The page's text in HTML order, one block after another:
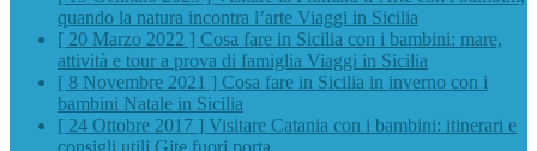
quando la natura incontra l’arte Viaggi in Sicilia
[ 20 Marzo 2022 ] Cosa fare in Sicilia con i bambini: mare,
attività e tour a prova di famiglia Viaggi in Sicilia
[ 8 Novembre 2021 ] Cosa fare in Sicilia in inverno con i
bambini Natale in Sicilia
[ 24 Ottobre 2017 ] Visitare Catania con i bambini: itinerari e
consigli utili Gite fuori porta